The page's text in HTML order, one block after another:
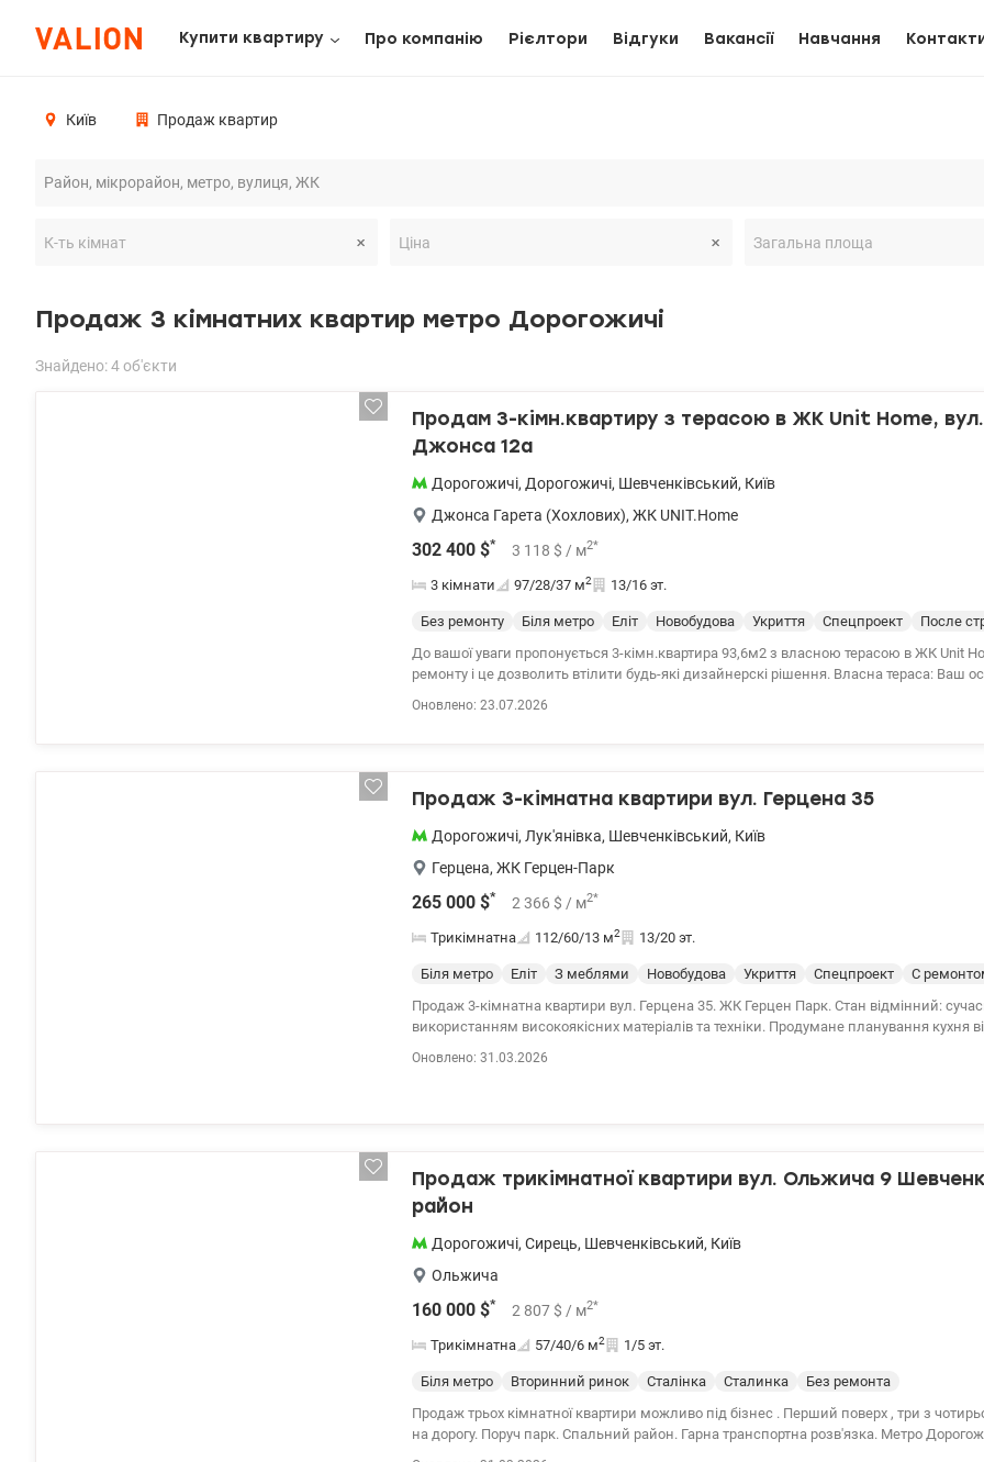
Купити квартиру Про компанію Рієлтори Відгуки Вакансії Навчання
Київ Продаж квартир
Продаж 3 кімнатних квартир метро Дорогожичі
Знайдено: 4 об'єкти
Продам 3-кімн.квартиру з терасою в ЖК Unit Home,
Джонса 12а
Дорогожичі, Дорогожичі, Шевченківський, Київ
Джонса Гарета (Хохлових), ЖК UNIT.Home
302 400 $* 3 118 $ / м2*
3 кімнати 97/28/37 м2 13/16 эт.
Без ремонту Біля метро Еліт Новобудова Укриття Спецпроект
После
До вашої уваги пропонується 3-кімн.квартира 93,6м2 з власною терасою в ЖК Unit
ремонту і це дозволить втілити будь-які дизайнерскі рішення. Власна тераса: Ваш
мають високий попит серед орендарів та покупців преміум-сегменту. Запрошуємо
паркомісце та кладовка. Ціна 304000 у.о. Андрій 0673205847 valion/1151424
Оновлено: 23.07.2026
Продаж 3-кімнатна квартири вул. Герцена 35
Дорогожичі, Лук'янівка, Шевченківський, Київ
Герцена, ЖК Герцен-Парк
265 000 $* 2 366 $ / м2*
Трикімнатна 112/60/13 м2 13/20 эт.
Біля метро Еліт З меблями Новобудова Укриття Спецпроект
С
Продаж 3-кімнатна квартири вул. Герцена 35. ЖК Герцен Парк. Стан відмінний:
використанням високоякісних матеріалів та техніки. Продумане планування кухня
Оновлено: 31.03.2026
Продаж трикімнатної квартири вул. Ольжича 9
район
Дорогожичі, Сирець, Шевченківський, Київ
Ольжича
160 000 $* 2 807 $ / м2*
Трикімнатна 57/40/6 м2 1/5 эт.
Біля метро Вторинний ринок Сталінка Сталинка
Без ремонта
Продаж трьох кімнатної квартири можливо під бізнес . Перший поверх , три з
на дорогу. Поруч парк. Спальний район. Гарна транспортна розв'язка. Метро Дорогожичі 044 200 10 80